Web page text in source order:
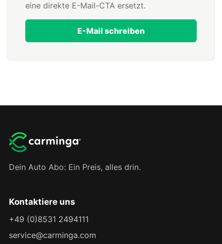
eine direkte E-Mail-CTA ersetzt.
E-Mail schreiben
Dein Auto Abo: Ein Preis, alles drin.
Kontaktiere uns
+49 (0)8531 2494111
service@carminga.com